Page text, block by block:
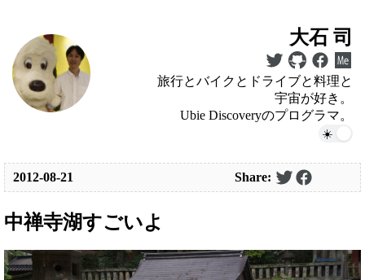
大石 司
旅行とバイクとドライブと料理と
宇宙が好き。
Ubie Discoveryのプログラマ。
2012-08-21 Share:
中禅寺湖すごいよ